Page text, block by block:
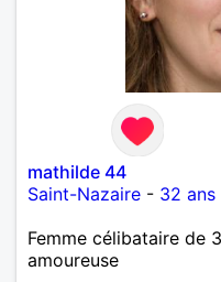
mathilde 44
Saint-Nazaire - 32 ans
Femme célibataire de
amoureuse